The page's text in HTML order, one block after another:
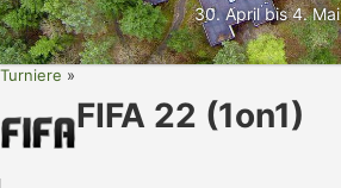
30. April bis 4. Mai
Turniere
FIFA 22 (1on1)